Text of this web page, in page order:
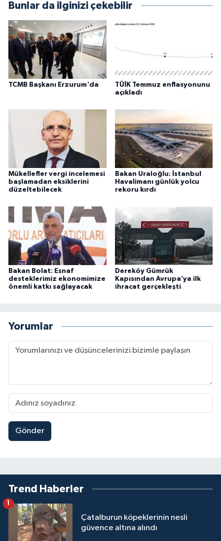
Bunlar da ilginizi çekebilir
TCMB Başkanı Erzurum'da
TÜİK Temmuz enflasyonunu
açıkladı
Mükellefler vergi incelemesi
başlamadan eksiklerini
düzeltebilecek
Bakan Uraloğlu: İstanbul
Havalimanı günlük yolcu
rekoru kırdı
Bakan Bolat: Esnaf
desteklerimiz ekonomimize
önemli katkı sağlayacak
Dereköy Gümrük
Kapısından Avrupa’ya ilk
ihracat gerçekleşti
Yorumlar
Gönder
Trend Haberler
Çatalburun köpeklerinin nesli
güvence altına alındı
1